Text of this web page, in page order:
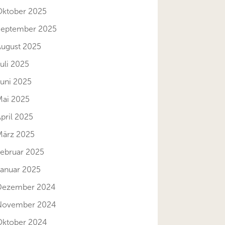
2025
2025
2025
2025
2025
2025
2025
2025
2025
2025
2024
2024
2024